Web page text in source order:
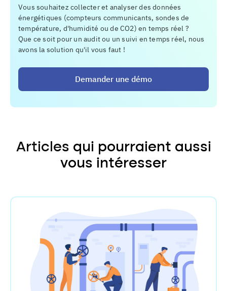
Vous souhaitez collecter et analyser des données
énergétiques (compteurs communicants, sondes de
température, d'humidité ou de CO2) en temps réel ?
Que ce soit pour un audit ou un suivi en temps réel, nous
avons la solution qu'il vous faut !
Demander une démo
Articles qui pourraient aussi
vous intéresser